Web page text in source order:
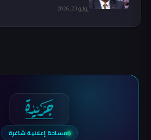
يوليو 23, 2026
مساحة إعلانية شاغرة